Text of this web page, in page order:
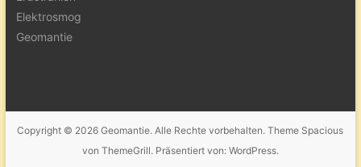
Elektrosmog
Geomantie
Copyright © 2026Geomantie. Alle Rechte vorbehalten. Theme Spacious
von ThemeGrill. Präsentiert von: WordPress.